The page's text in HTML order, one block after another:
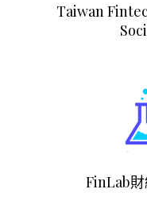
Taiwan
FinLab